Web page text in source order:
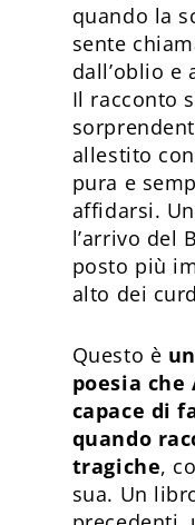
quando la
sente
dall’oblio e
Il racconto
allestito
pura e
affidarsi.
l’arrivo del
posto più
alto dei
Questo è
poesia che
capace di
quando
tragiche,
sua. Un